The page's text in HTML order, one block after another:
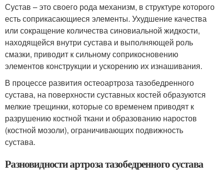
Сустав – это своего рода механизм, в структуре которого
есть соприкасающиеся элементы. Ухудшение качества
или сокращение количества синовиальной жидкости,
находящейся внутри сустава и выполняющей роль
смазки, приводит к сильному соприкосновению
элементов конструкции и ускорению их изнашивания.
В процессе развития остеоартроза тазобедренного
сустава, на поверхности суставных костей образуются
мелкие трещинки, которые со временем приводят к
разрушению костной ткани и образованию наростов
(костной мозоли), ограничивающих подвижность
сустава.
Разновидности артроза тазобедренного сустава